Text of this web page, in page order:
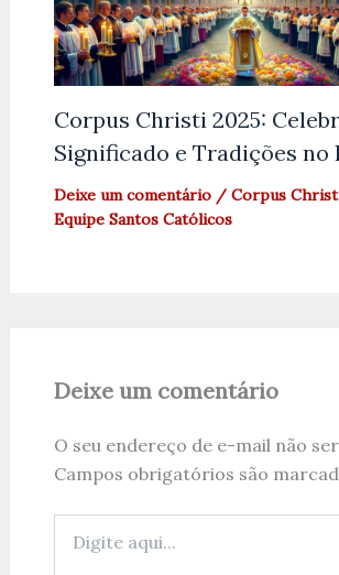
Corpus Christi 2025:
Significado e Tradições no
Deixe um comentário / Corpus
Equipe Santos Católicos
Deixe um comentário
O seu endereço de e-mail não
Campos obrigatórios são
aqui...